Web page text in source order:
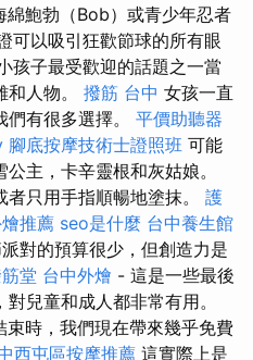
綿鮑勃（Bob）或青少年忍者
可以吸引狂歡節球的所有眼
孩子最受歡迎的話題之一當
人物。 撥筋 台中 女孩一直
有很多選擇。 平價助聽器
腳底按摩技術士證照班 可能
主，卡辛靈根和灰姑娘。
只用手指順暢地塗抹。 護
推薦 seo是什麼 台中養生館
對的預算很少，但創造力是
堂 台中外燴 - 這是一些最後
兒童和成人都非常有用。
束時，我們現在帶來幾乎免費
西屯區按摩推薦 這實際上是